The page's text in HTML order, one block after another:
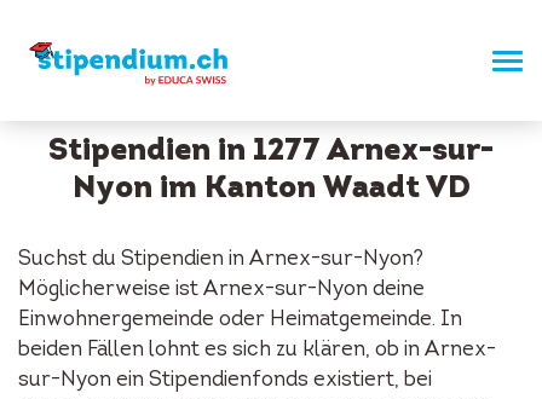
Stipendien in 1277 Arnex-sur-
Nyon im Kanton Waadt VD
Suchst du Stipendien in Arnex-sur-Nyon?
Möglicherweise ist Arnex-sur-Nyon deine
Einwohnergemeinde oder Heimatgemeinde. In
beiden Fällen lohnt es sich zu klären, ob in Arnex-
sur-Nyon ein Stipendienfonds existiert, bei